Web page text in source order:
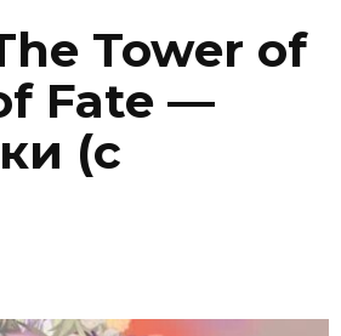
Tower of
Fate —
(с